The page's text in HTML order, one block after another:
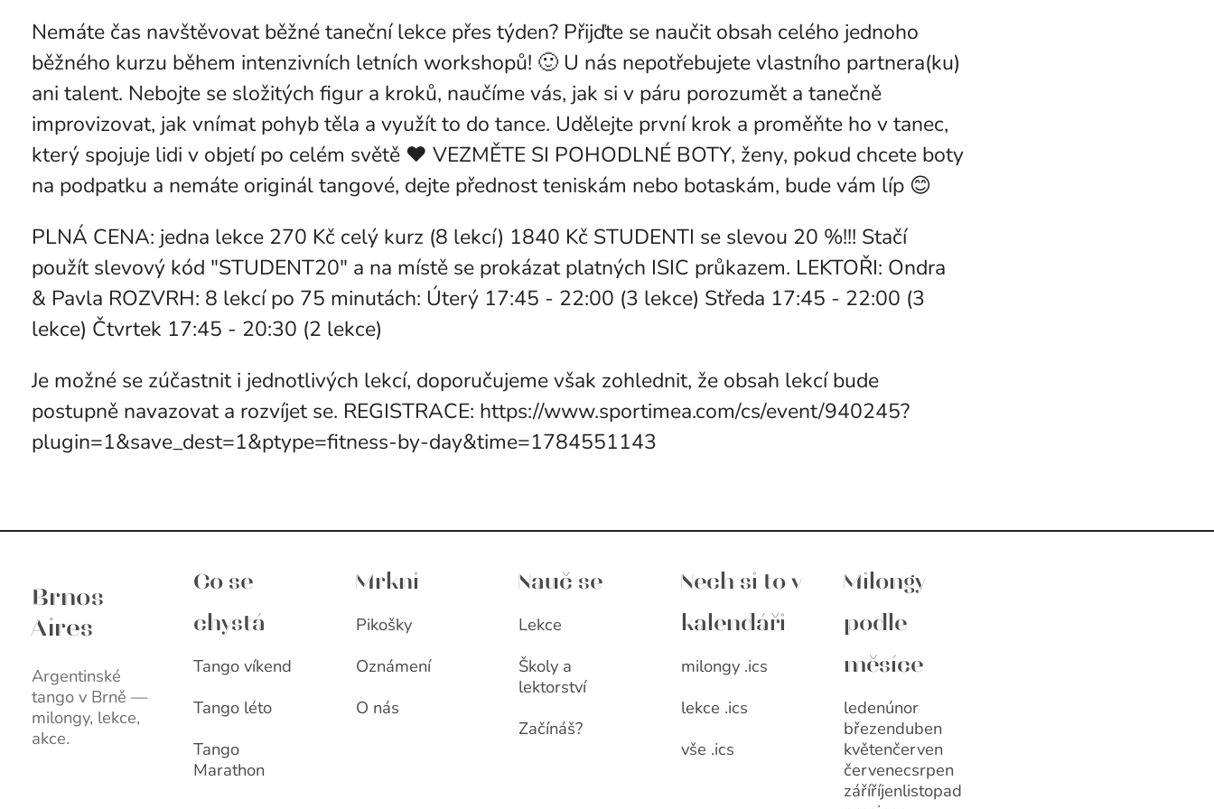
Nemáte čas navštěvovat běžné taneční lekce přes týden? Přijďte se naučit obsah celého jednoho
běžného kurzu během intenzivních letních workshopů! 🙂 U nás nepotřebujete vlastního partnera(ku)
ani talent. Nebojte se složitých figur a kroků, naučíme vás, jak si v páru porozumět a tanečně
improvizovat, jak vnímat pohyb těla a využít to do tance. Udělejte první krok a proměňte ho v tanec,
který spojuje lidi v objetí po celém světě ❤️ VEZMĚTE SI POHODLNÉ BOTY, ženy, pokud chcete boty
na podpatku a nemáte originál tangové, dejte přednost teniskám nebo botaskám, bude vám líp 😊
PLNÁ CENA: jedna lekce 270 Kč celý kurz (8 lekcí) 1840 Kč STUDENTI se slevou 20 %!!! Stačí
použít slevový kód "STUDENT20" a na místě se prokázat platných ISIC průkazem. LEKTOŘI: Ondra
& Pavla ROZVRH: 8 lekcí po 75 minutách: Úterý 17:45 - 22:00 (3 lekce) Středa 17:45 - 22:00 (3
lekce) Čtvrtek 17:45 - 20:30 (2 lekce)
Je možné se zúčastnit i jednotlivých lekcí, doporučujeme však zohlednit, že obsah lekcí bude
postupně navazovat a rozvíjet se. REGISTRACE: https://www.sportimea.com/cs/event/940245?
plugin=1&save_dest=1&ptype=fitness-by-day&time=1784551143
Brnos
Aires
Argentinské
tango v Brně —
milongy, lekce,
akce.
Co se
chystá
Tango víkend
Tango léto
Tango
Marathon
Mrkni
Pikošky
Oznámení
O nás
Nauč se
Lekce
Školy a
lektorství
Začínáš?
Nech si to v
kalendáři
milongy .ics
lekce .ics
vše .ics
Milongy
podle
měsíce
ledenúnor
březenduben
květenčerven
červenecsrpen
záříříjenlistopad